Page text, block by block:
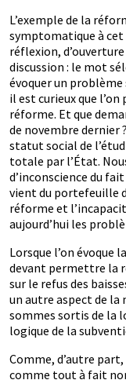
L’exemple de la
symptomatique à cet
réflexion,
discussion : le mot
évoquer un
il est curieux que
réforme. Et que
de novembre dernier
statut social de
totale par l’État.
d’inconscience du
vient du portefeuille
réforme et
aujourd’hui les
Lorsque l’on évoque
devant permettre la
sur le refus des
un autre aspect de
sommes sortis de la
logique de la
Comme, d’autre
comme tout à fait